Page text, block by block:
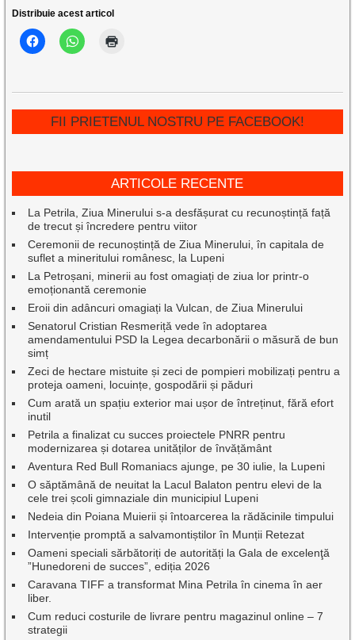
Distribuie acest articol
FII PRIETENUL NOSTRU PE FACEBOOK!
ARTICOLE RECENTE
La Petrila, Ziua Minerului s-a desfășurat cu recunoștință față
de trecut și încredere pentru viitor
Ceremonii de recunoștință de Ziua Minerului, în capitala de
suflet a mineritului românesc, la Lupeni
La Petroșani, minerii au fost omagiați de ziua lor printr-o
emoționantă ceremonie
Eroii din adâncuri omagiați la Vulcan, de Ziua Minerului
Senatorul Cristian Resmeriță vede în adoptarea
amendamentului PSD la Legea decarbonării o măsură de bun
simț
Zeci de hectare mistuite și zeci de pompieri mobilizați pentru a
proteja oameni, locuințe, gospodării și păduri
Cum arată un spațiu exterior mai ușor de întreținut, fără efort
inutil
Petrila a finalizat cu succes proiectele PNRR pentru
modernizarea și dotarea unităților de învățământ
Aventura Red Bull Romaniacs ajunge, pe 30 iulie, la Lupeni
O săptămână de neuitat la Lacul Balaton pentru elevi de la
cele trei școli gimnaziale din municipiul Lupeni
Nedeia din Poiana Muierii și întoarcerea la rădăcinile timpului
Intervenție promptă a salvamontiștilor în Munții Retezat
Oameni speciali sărbătoriți de autorități la Gala de excelenţă
”Hunedoreni de succes”, ediția 2026
Caravana TIFF a transformat Mina Petrila în cinema în aer
liber.
Cum reduci costurile de livrare pentru magazinul online – 7
strategii